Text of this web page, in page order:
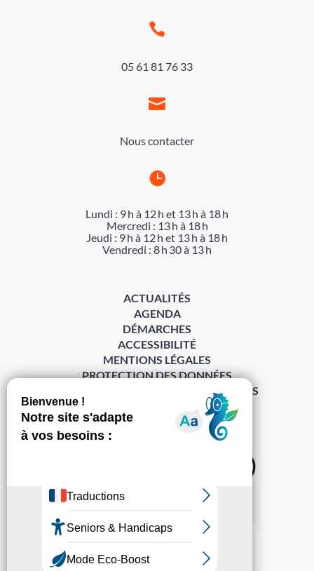

05 61 81 76 33

Nous contacter

Lundi : 9 h à 12 h et 13 h à 18 h
Mercredi : 13 h à 18 h
Jeudi : 9 h à 12 h et 13 h à 18 h
Vendredi : 8 h 30 à 13 h
S’abonner à la Gazette ›
ACTUALITÉS
AGENDA
DÉMARCHES
ACCESSIBILITÉ
MENTIONS LÉGALES
PROTECTION DES DONNÉES
POLITIQUE DE GESTION DES COOKIES